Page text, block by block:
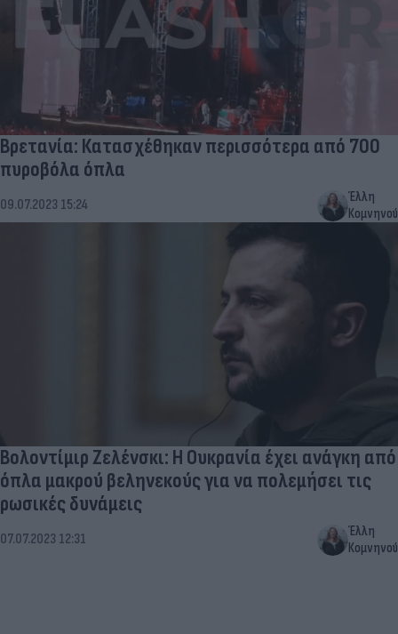
Βρετανία: Κατασχέθηκαν περισσότερα από 700
πυροβόλα όπλα
09.07.2023 15:24
Έλλη
Κομνηνού
Βολοντίμιρ Ζελένσκι: Η Ουκρανία έχει ανάγκη από
όπλα μακρού βεληνεκούς για να πολεμήσει τις
ρωσικές δυνάμεις
07.07.2023 12:31
Έλλη
Κομνηνού